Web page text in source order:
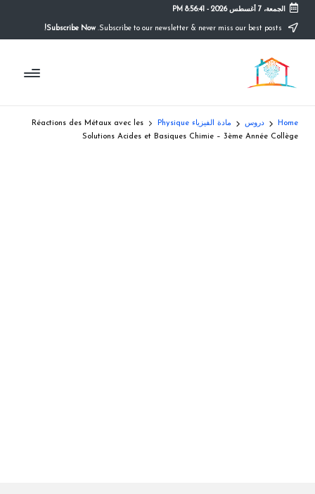
content
الجمعة، 7 أغسطس 2026 -
8:56:41 PM
Subscribe Now!
م
و
ق
ع
التعليم
الصريح
Home دروس مادة الفيزياء Physique
Réactions des Métaux avec les
Solutions Acides et Basiques Chimie – 3ème Année Collège